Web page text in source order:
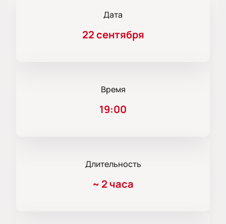
Дата
22 сентября
Время
19:00
Длительность
~ 2 часа